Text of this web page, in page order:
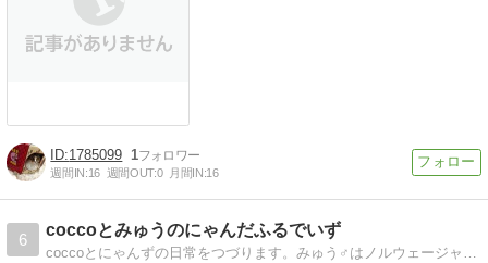
1785099 1
週間IN:16 週間OUT:0 月間IN:16
6
coccoとみゅうのにゃんだふるでいず
coccoとにゃんずの日常をつづります。みゅう♂はノルウェージャンでもも♀はメインクーンです。